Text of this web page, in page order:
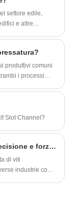
di forme,
ed esigenze.
settore edile,
e altre
produttivi comuni
i processi
Slot Channel?
Ridefinire le soluzioni di fissaggio: precisione e forza per ogni settore
di viti
industrie con